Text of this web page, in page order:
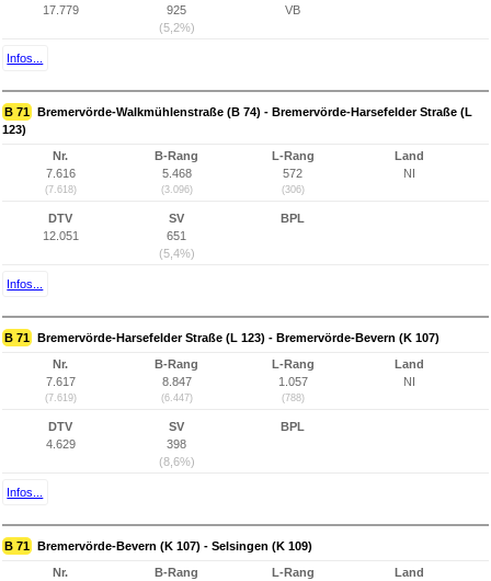
17.779
925
(5,2%)
VB
Infos...
B 71 Bremervörde-Walkmühlenstraße (B 74) - Bremervörde-Harsefelder Straße (L
123)
Nr.
7.616
(7.618)
B-Rang
5.468
(3.096)
L-Rang
572
(306)
Land
NI
DTV
12.051
SV
651
(5,4%)
BPL
Infos...
B 71 Bremervörde-Harsefelder Straße (L 123) - Bremervörde-Bevern (K 107)
Nr.
7.617
(7.619)
B-Rang
8.847
(6.447)
L-Rang
1.057
(788)
Land
NI
DTV
4.629
SV
398
(8,6%)
BPL
Infos...
B 71 Bremervörde-Bevern (K 107) - Selsingen (K 109)
Nr.
B-Rang
L-Rang
Land